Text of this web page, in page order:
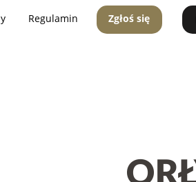
Regulamin Zgłoś się